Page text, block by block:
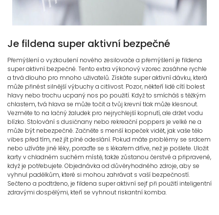
Je fildena super aktivní bezpečné
Přemýšlení o vyzkoušení nového zesilovače a přemýšlení je fildena
super aktivní bezpečné. Tento extra výkonový vzorec zasáhne rychle
a trvá dlouho pro mnoho uživatelů. Získáte super aktivní dávku, která
může přinést silnější výbuchy a citlivost. Pozor, někteří lidé cítí bolest
hlavy nebo trochu ucpaný nos po použití. Když to smícháš s těžkým
chlastem, tvá hlava se může točit a tvůj krevní tlak může klesnout.
Vezměte to na lačný žaludek pro nejrychlejší kopnutí, ale držet vodu
blízko. Stolování s dusičnany nebo rekreační poppers je velké ne a
může být nebezpečné. Začněte s menší kopeček vidět, jak vaše tělo
vibes před tím, než jít plné odeslání. Pokud máte problémy se srdcem
nebo užíváte jiné léky, poraďte se s lékařem dříve, než je pošlete. Uložit
karty v chladném suchém místě, takže zůstanou čerstvé a připravené,
když je potřebujete. Objednávka od důvěryhodného zdroje, aby se
vyhnul padělkům, které si mohou zahrávat s vaší bezpečností.
Sečteno a podtrženo, je fildena super aktivní sejf při použití inteligentní
zdravými dospělými, kteří se vyhnout riskantní komba.